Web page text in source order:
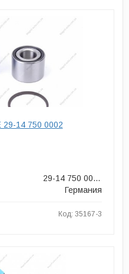
29-14 750 0002
29-14 750 0002
Германия
Код: 35167-3